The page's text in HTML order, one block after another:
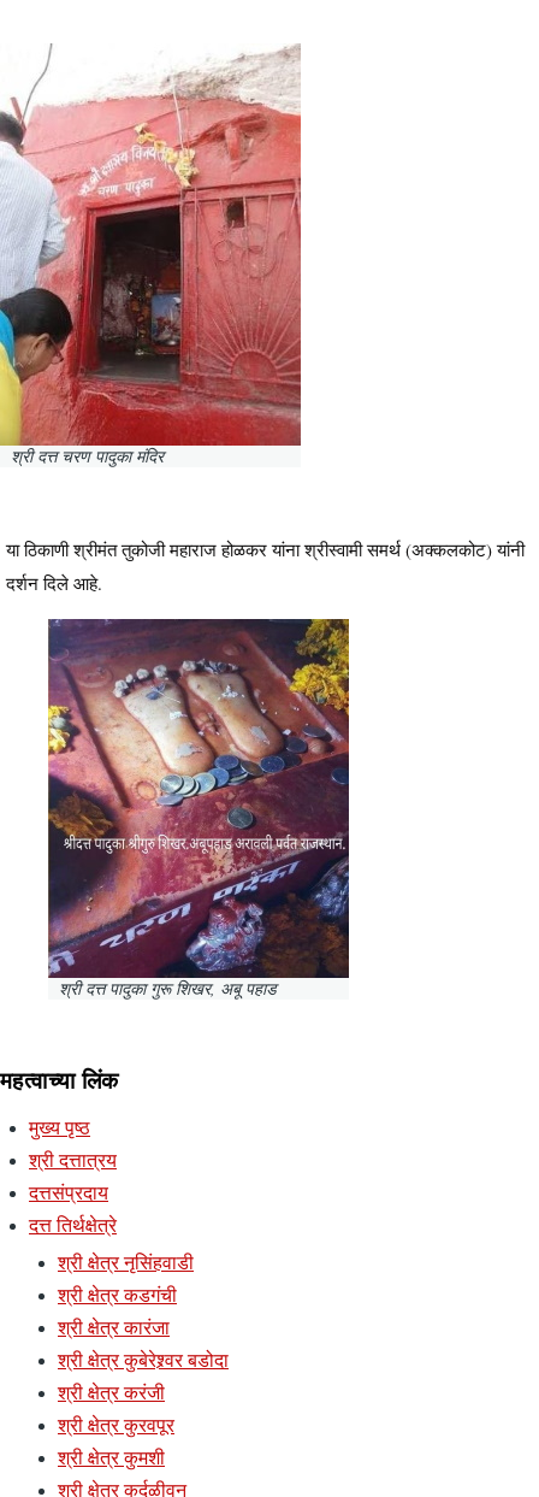
श्री दत्त चरण पादुका मंदिर
या ठिकाणी श्रीमंत तुकोजी महाराज होळकर यांना श्रीस्वामी समर्थ (अक्कलकोट) यांनी
दर्शन दिले आहे.
श्री दत्त पादुका गुरू शिखर, अबू पहाड
महत्वाच्या लिंक
मुख्य पृष्ठ
श्री दत्तात्रय
दत्तसंप्रदाय
दत्त तिर्थक्षेत्रे
श्री क्षेत्र नृसिंहवाडी
श्री क्षेत्र कडगंची
श्री क्षेत्र कारंजा
श्री क्षेत्र कुबेरेश्र्वर बडोदा
श्री क्षेत्र करंजी
श्री क्षेत्र कुरवपूर
श्री क्षेत्र कुमशी
श्री क्षेत्र कर्दळीवन